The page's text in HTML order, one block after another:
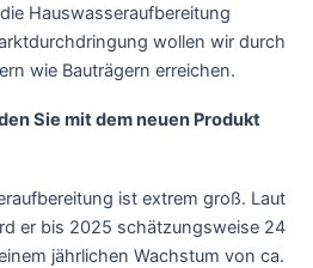
Hauswasseraufbereitung
wollen wir durch
wie Bauträgern erreichen.
Sie mit dem neuen Produkt
ist extrem groß. Laut
er bis 2025 schätzungsweise 24
jährlichen Wachstum von ca.